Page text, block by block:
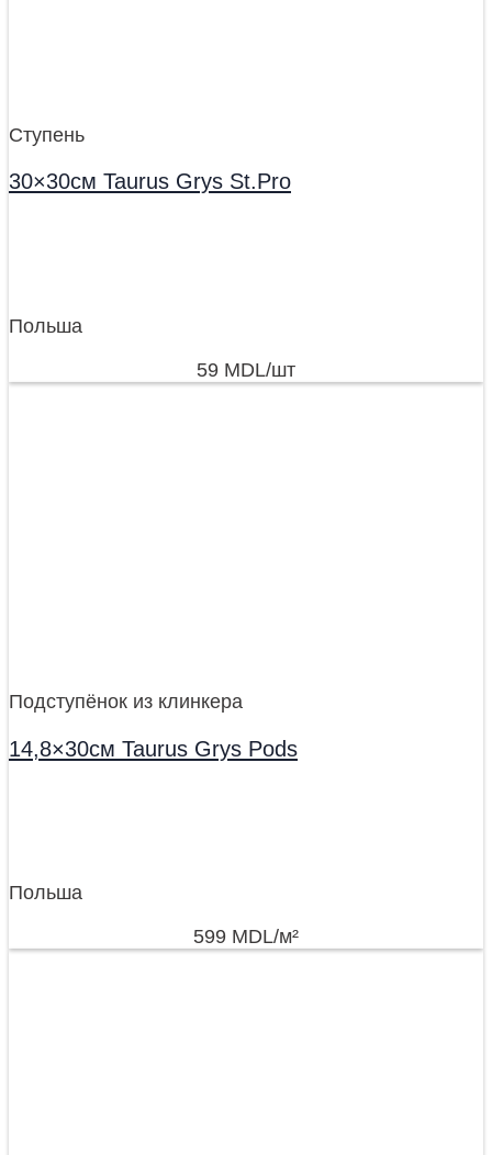
Ступень
30×30см Taurus Grys St.Pro
Польша
59 MDL/шт
Подступёнок из клинкера
14,8×30см Taurus Grys Pods
Польша
599 MDL/м²